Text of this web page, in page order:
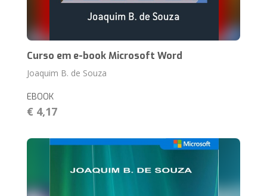
Curso em e-book Microsoft Word
Joaquim B. de Souza
EBOOK
€ 4,17